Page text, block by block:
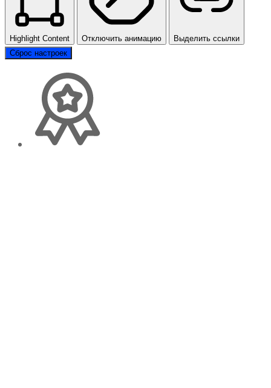
Highlight Content Отключить анимацию
Выделить ссылки
Сброс настроек